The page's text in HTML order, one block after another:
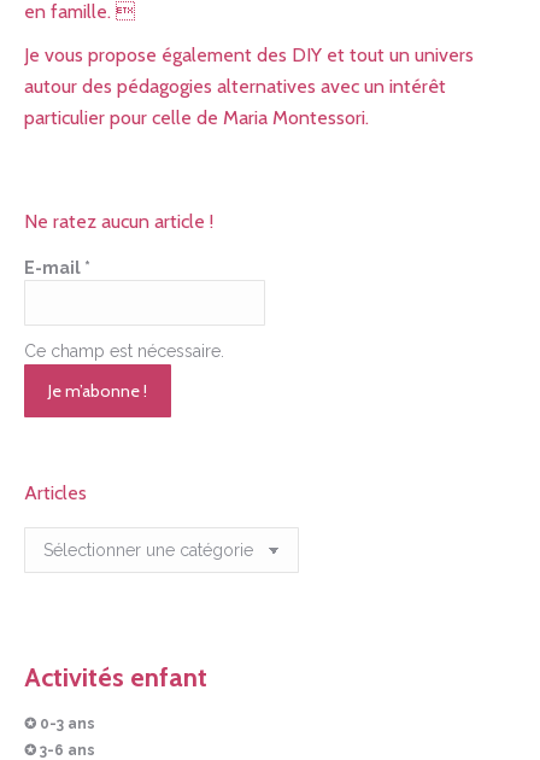
en famille. 
Je vous propose également des DIY et tout un univers
autour des pédagogies alternatives avec un intérêt
particulier pour celle de Maria Montessori.
Ne ratez aucun article !
E-mail *
Ce champ est nécessaire.
Articles
Articles
Activités enfant
✪ 0-3 ans
✪ 3-6 ans